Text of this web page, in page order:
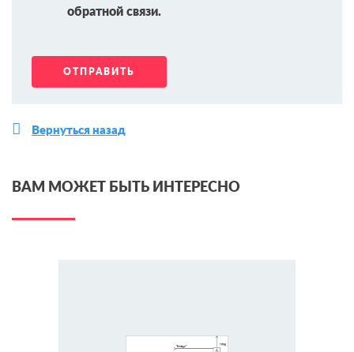
обратной связи.
Вернуться назад
ВАМ МОЖЕТ БЫТЬ ИНТЕРЕСНО